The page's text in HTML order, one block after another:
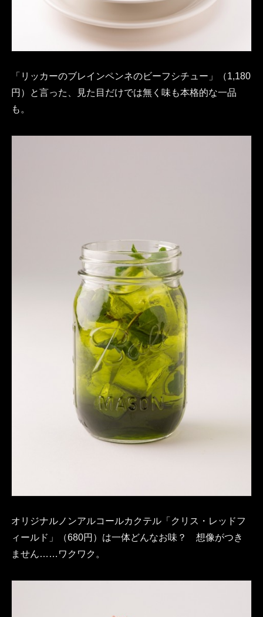
「リッカーのブレインペンネのビーフシチュー」（1,180
円）と言った、見た目だけでは無く味も本格的な一品
も。
オリジナルノンアルコールカクテル「クリス・レッドフ
ィールド」（680円）は一体どんなお味？ 想像がつき
ません……ワクワク。